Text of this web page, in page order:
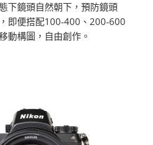
下鏡頭自然朝下，預防鏡頭
即便搭配100-400、200-600
動構圖，自由創作。